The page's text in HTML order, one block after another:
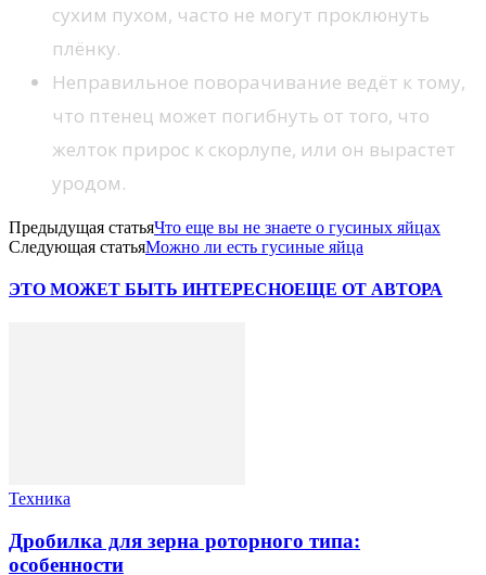
сухим пухом, часто не могут проклюнуть
плёнку.
Неправильное поворачивание ведёт к тому,
что птенец может погибнуть от того, что
желток прирос к скорлупе, или он вырастет
уродом.
Предыдущая статьяЧто еще вы не знаете о гусиных яйцах
Следующая статьяМожно ли есть гусиные яйца
ЭТО МОЖЕТ БЫТЬ ИНТЕРЕСНОЕЩЕ ОТ АВТОРА
Техника
Дробилка для зерна роторного типа:
особенности